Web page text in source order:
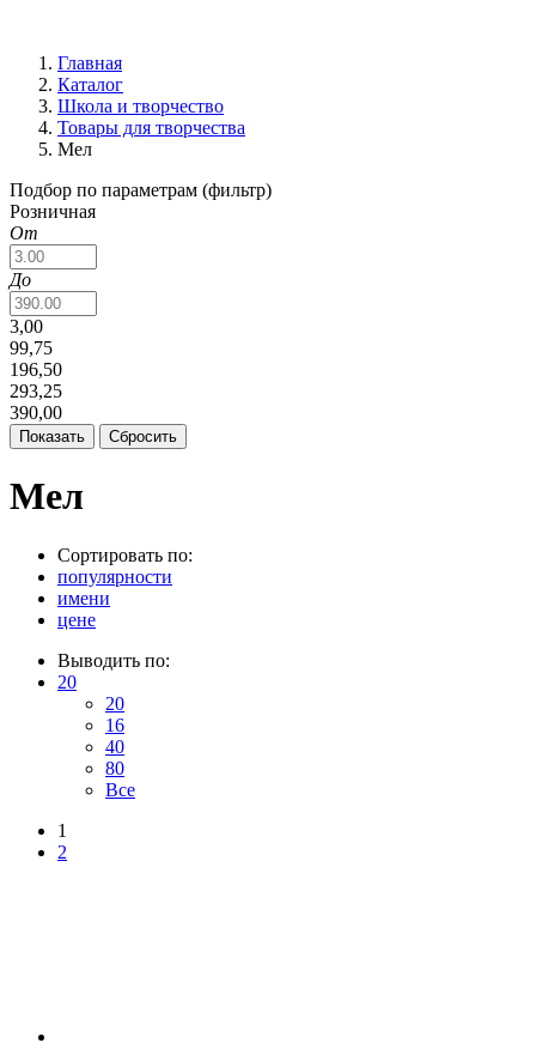
Главная
Каталог
Школа и творчество
Товары для творчества
Мел
Подбор по параметрам (фильтр)
Розничная
От
До
3,00
99,75
196,50
293,25
390,00
Мел
Сортировать по:
популярности
имени
цене
Выводить по:
20
20
16
40
80
Все
1
2